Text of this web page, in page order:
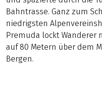
Bahntrasse. Ganz zum
niedrigsten
Premuda lockt Wanderer
auf 80 Metern über dem
Bergen.